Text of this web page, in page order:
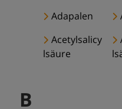
Adapalen
Acetylsalicy
lsäure
B